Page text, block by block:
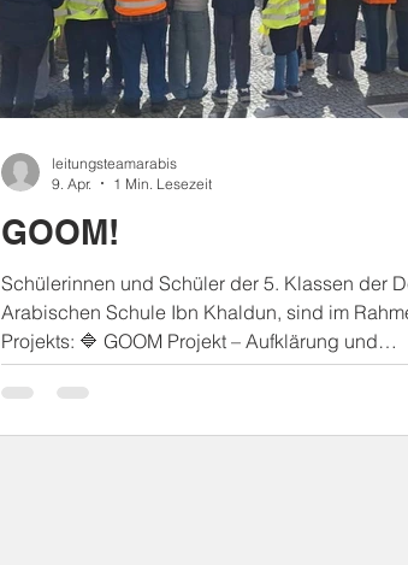
GOOM!
Schülerinnen und Schüler der 5. Klassen der
Arabischen Schule Ibn Khaldun, sind im
Projekts: 🔷 GOOM Projekt – Aufklärung und
Radikalisierungsprävention sind auf die Straße
Haltung zu zeigen. Sie haben über Vorfälle im
leitungsteamarabis
9. Apr.
1 Min. Lesezeit